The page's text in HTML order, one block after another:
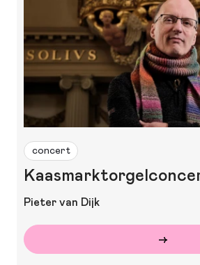
concert
Pieter van Dijk